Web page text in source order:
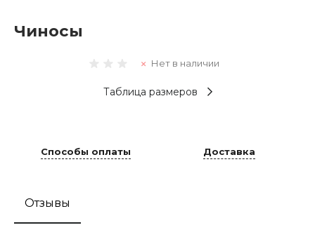
Чиносы
Нет в наличии
Таблица размеров
Способы оплаты Доставка
Отзывы